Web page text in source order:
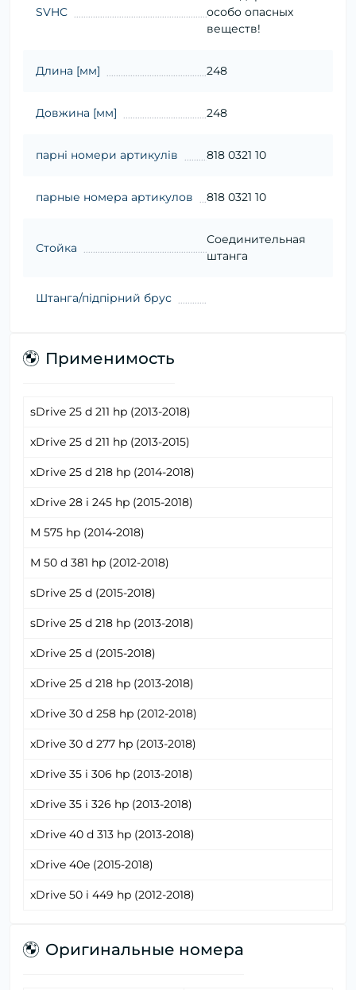
SVHC
особо опасных
веществ!
Длина [мм] 248
Довжина [мм] 248
парні номери артикулів 818 0321 10
парные номера артикулов 818 0321 10
Стойка
Соединительная
штанга
Штанга/підпірний брус
Применимость
sDrive 25 d 211 hp (2013-2018)
xDrive 25 d 211 hp (2013-2015)
xDrive 25 d 218 hp (2014-2018)
xDrive 28 i 245 hp (2015-2018)
M 575 hp (2014-2018)
M 50 d 381 hp (2012-2018)
sDrive 25 d (2015-2018)
sDrive 25 d 218 hp (2013-2018)
xDrive 25 d (2015-2018)
xDrive 25 d 218 hp (2013-2018)
xDrive 30 d 258 hp (2012-2018)
xDrive 30 d 277 hp (2013-2018)
xDrive 35 i 306 hp (2013-2018)
xDrive 35 i 326 hp (2013-2018)
xDrive 40 d 313 hp (2013-2018)
xDrive 40e (2015-2018)
xDrive 50 i 449 hp (2012-2018)
Оригинальные номера